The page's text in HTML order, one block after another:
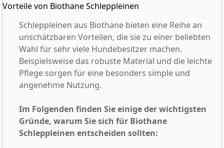
Vorteile von Biothane Schleppleinen
Schleppleinen aus Biothane bieten eine Reihe an
unschätzbaren Vorteilen, die sie zu einer beliebten
Wahl für sehr viele Hundebesitzer machen.
Beispielsweise das robuste Material und die leichte
Pflege sorgen für eine besonders simple und
angenehme Nutzung.
Im Folgenden finden Sie einige der wichtigsten
Gründe, warum Sie sich für Biothane
Schleppleinen entscheiden sollten: